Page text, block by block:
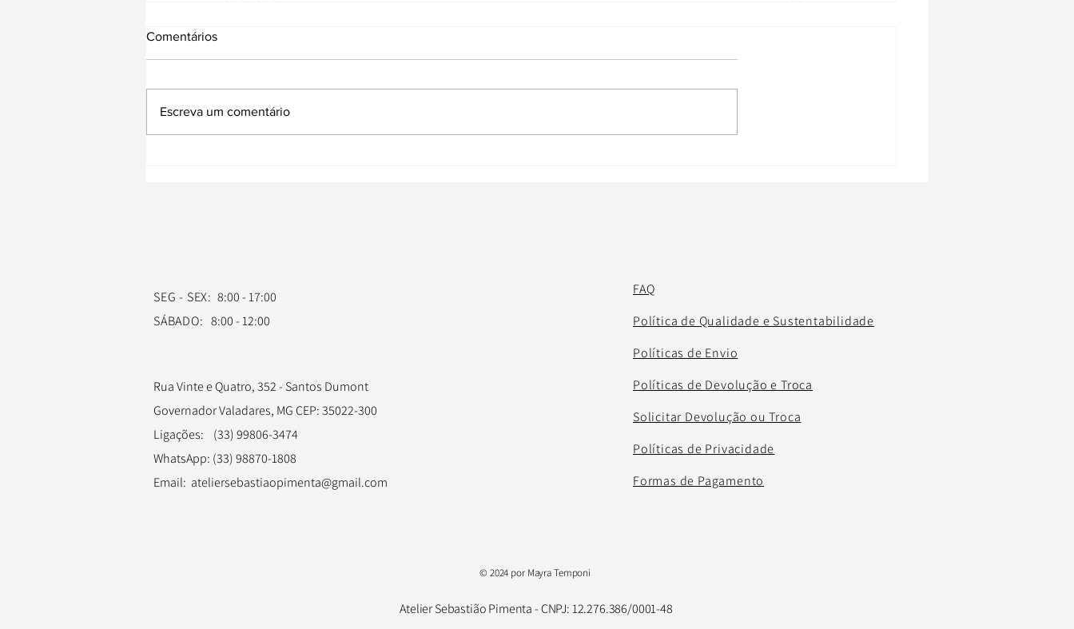
Comentários
Escreva um comentário
SEG - SEX: 8:00 - 17:00
SÁBADO: 8:00 - 12:00
Rua Vinte e Quatro, 352 - Santos Dumont
Governador Valadares, MG CEP: 35022-300
Ligações: (33) 99806-3474
WhatsApp: (33) 98870-1808
Email: ateliersebastiaopimenta@gmail.com
FAQ
Política de Qualidade e Sustentabilidade
Políticas de Envio
Políticas de Devolução e Troca
Solicitar Devolução ou Troca
Políticas de Privacidade
Formas de Pagamento
© 2024 por Mayra Temponi
Atelier Sebastião Pimenta - CNPJ: 12.276.386/0001-48